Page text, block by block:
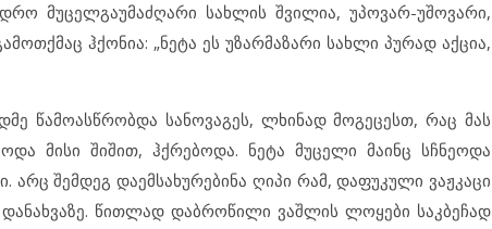
მუცელგაუმაძღარი სახლის შვილია, უპოვარ-უშოვარი,
ჰქონია: „ნეტა ეს უზარმაზარი სახლი პურად აქცია,
წამოასწრობდა სანოვაგეს, ლხინად მოგეცესთ, რაც მას
მისი შიშით, ჰქრებოდა. ნეტა მუცელი მაინც სჩნეოდა
შემდეგ დაემსახურებინა ღიპი რამ, დაფუკული ვაჟკაცი
წითლად დაბროწილი ვაშლის ლოყები საკბეჩად